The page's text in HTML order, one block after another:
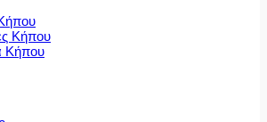
Κήπου
Κήπου